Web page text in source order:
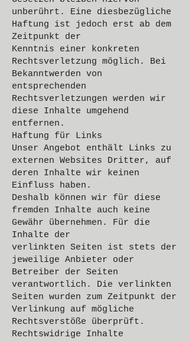
unberührt. Eine diesbezügliche
Haftung ist jedoch erst ab dem
Zeitpunkt der
Kenntnis einer konkreten
Rechtsverletzung möglich. Bei
Bekanntwerden von
entsprechenden
Rechtsverletzungen werden wir
diese Inhalte umgehend
entfernen.
Haftung für Links
Unser Angebot enthält Links zu
externen Websites Dritter, auf
deren Inhalte wir keinen
Einfluss haben.
Deshalb können wir für diese
fremden Inhalte auch keine
Gewähr übernehmen. Für die
Inhalte der
verlinkten Seiten ist stets der
jeweilige Anbieter oder
Betreiber der Seiten
verantwortlich. Die verlinkten
Seiten wurden zum Zeitpunkt der
Verlinkung auf mögliche
Rechtsverstöße überprüft.
Rechtswidrige Inhalte